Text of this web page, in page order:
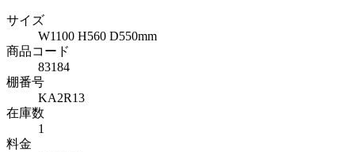
サイズ
W1100 H560 D550mm
商品コード
83184
棚番号
KA2R13
在庫数
1
料金